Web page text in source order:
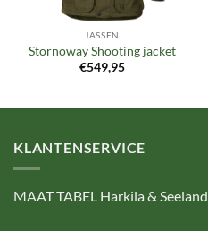
JASSEN
Stornoway Shooting jacket
€549,95
KLANTENSERVICE
MAAT TABEL Harkila & Seeland